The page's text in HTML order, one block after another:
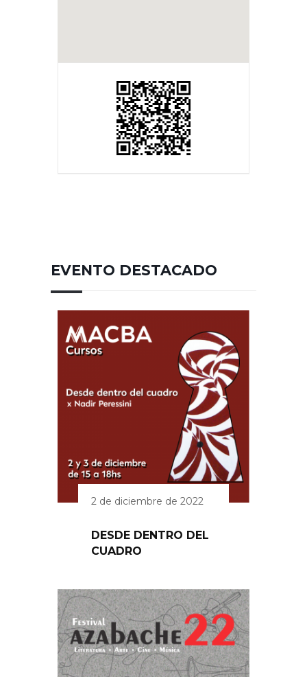
EVENTO DESTACADO
2 de diciembre de 2022
DESDE DENTRO DEL
CUADRO